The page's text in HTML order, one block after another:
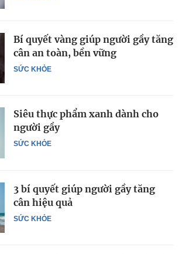
SỨC KHỎE
Bí quyết vàng giúp người gầy tăng
cân an toàn, bền vững
SỨC KHỎE
Siêu thực phẩm xanh dành cho
người gầy
SỨC KHỎE
3 bí quyết giúp người gầy tăng
cân hiệu quả